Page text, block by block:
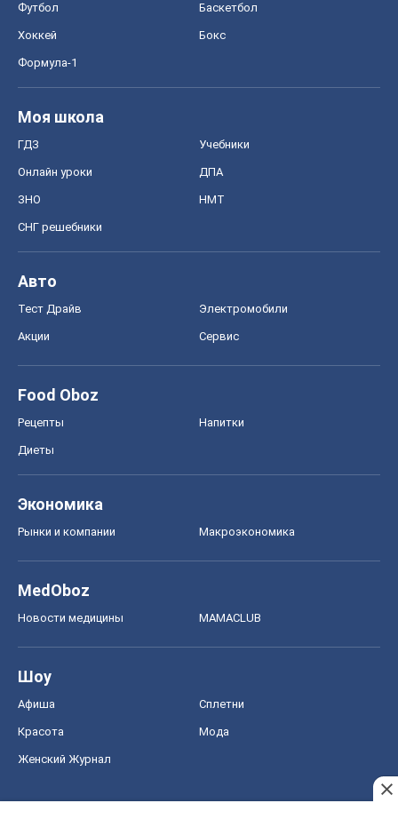
Футбол Баскетбол
Хоккей Бокс
Формула-1
Моя школа
ГДЗ Учебники
Онлайн уроки ДПА
ЗНО НМТ
СНГ решебники
Авто
Тест Драйв Электромобили
Акции Сервис
Food Oboz
Рецепты Напитки
Диеты
Экономика
Рынки и компании Mакроэкономика
MedOboz
Новости медицины MAMACLUB
Шоу
Афиша Сплетни
Красота Мода
Женский Журнал